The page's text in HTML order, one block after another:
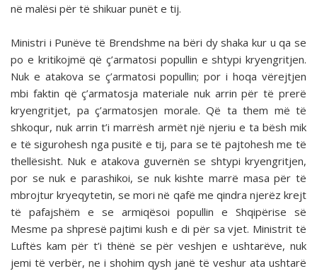
në malësi për të shikuar punët e tij.
Ministri i Punëve të Brendshme na bëri dy shaka kur u qa se
po e kritikojmë që ç’armatosi popullin e shtypi kry­engritjen.
Nuk e atakova se ç’armatosi popullin; por i hoqa vërejtjen
mbi faktin që ç’armatosja materiale nuk arrin për të prerë
kryengritjet, pa ç’armatosjen morale. Që ta them më të
shkoqur, nuk arrin t’i marrësh armët një njeriu e ta bësh mik
e të sigurohesh nga pusitë e tij, para se të pajtohesh me të
thellësisht. Nuk e atakova guvernën se shtypi kryengritjen,
por se nuk e parashikoi, se nuk kishte marrë masa për të
mbrojtur kryeqytetin, se mori në qafë me qindra njerëz krejt
të pafajshëm e se armiqësoi popullin e Shqipërise së
Mesme pa shpresë pajtimi kush e di për sa vjet. Ministrit të
Luftës kam për t’i thënë se për veshjen e ushtarëve, nuk
jemi të verbër, ne i shohim qysh janë të ve­shur ata ushtarë